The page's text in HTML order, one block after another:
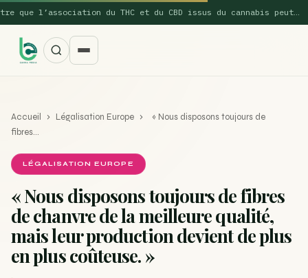
que l’association du THC et du CBD issus du cannabis peut…
SUGGESTIONS POPULAIRES
Une nouvelle étude montre que la vaporisation du
cannabis réduit de 99…
ACTU
Accueil › Légalisation Europe ›
« Nous disposons toujours de
fibres…
LÉGALISATION EUROPE
« Nous disposons toujours de fibres
de chanvre de la meilleure qualité,
mais leur production devient de plus
en plus coûteuse. »